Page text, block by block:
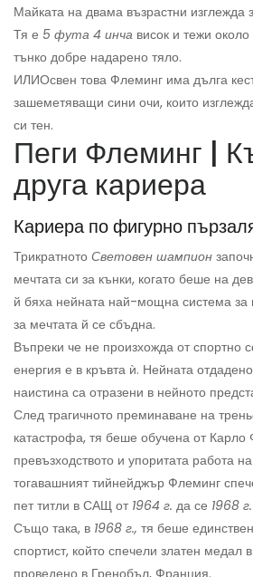
Майката на двама възрастни изглежда
Тя е 5 фута 4 инча висок и тежи около
тънко добре надарено тяло.
ИЛИОсвен това Флеминг има дълга
зашеметяващи сини очи, които
си тен.
Пеги Флеминг |
друга кариера
Кариера по фигурно
Трикратното Световен шампион
мечтата си за кънки, когато беше на
й бяха нейната най-мощна система за
за мечтата й се сбъдна.
Въпреки че не произхожда от спортно
енергия е в кръвта ѝ. Нейната
наистина са отразени в нейното
След трагичното преминаване на
катастрофа, тя беше обучена от Карло
превъзходството и упоритата работа
тогавашният тийнейджър Флеминг
пет титли в САЩ от 1964 г. да се 1968 г.
Също така, в 1968 г., тя беше
спортист, който спечели златен медал в